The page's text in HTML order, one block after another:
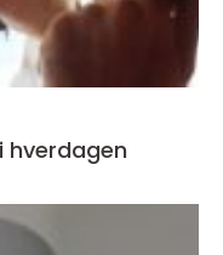
hverdagen